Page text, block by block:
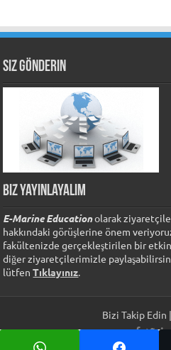
Siz Gönderin
Biz Yayınlayalım
E-Marine Educationolarak
hakkındaki görüşlerine önem
fakültenizde gerçekleştirilen bir
diğer ziyaretçilerimizle
lütfenTıklayınız.
Bizi Takip Edin